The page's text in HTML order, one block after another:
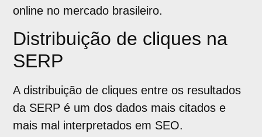
online no mercado brasileiro.
Distribuição de cliques na
SERP
A distribuição de cliques entre os resultados
da SERP é um dos dados mais citados e
mais mal interpretados em SEO.